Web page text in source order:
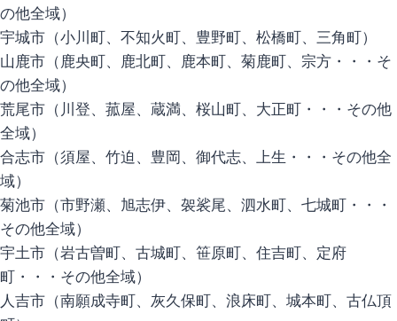
の他全域）
宇城市（小川町、不知火町、豊野町、松橋町、三角町）
山鹿市（鹿央町、鹿北町、鹿本町、菊鹿町、宗方・・・そ
の他全域）
荒尾市（川登、菰屋、蔵満、桜山町、大正町・・・その他
全域）
合志市（須屋、竹迫、豊岡、御代志、上生・・・その他全
域）
菊池市（市野瀬、旭志伊、袈裟尾、泗水町、七城町・・・
その他全域）
宇土市（岩古曽町、古城町、笹原町、住吉町、定府
町・・・その他全域）
人吉市（南願成寺町、灰久保町、浪床町、城本町、古仏頂